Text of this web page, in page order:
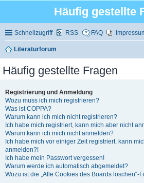
Häufig gestellte
Schnellzugriff RSS FAQ
Literaturforum
Häufig gestellte Fragen
Registrierung und Anmeldung
Wozu muss ich mich registrieren?
Was ist COPPA?
Warum kann ich mich nicht registrieren?
Ich habe mich registriert, kann mich aber nicht
Warum kann ich mich nicht anmelden?
Ich habe mich vor einiger Zeit registriert, kann
anmelden?!
Ich habe mein Passwort vergessen!
Warum werde ich automatisch abgemeldet?
Wozu ist die „Alle Cookies des Boards löschen“-